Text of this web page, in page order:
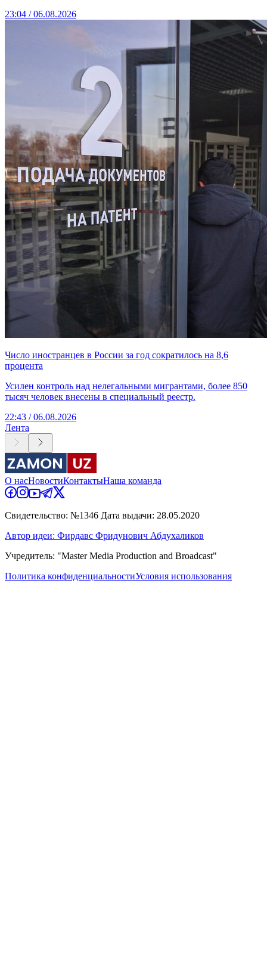
23:04 / 06.08.2026
Число иностранцев в России за год сократилось на 8,6
процента
Усилен контроль над нелегальными мигрантами, более 850
тысяч человек внесены в специальный реестр.
22:43 / 06.08.2026
Лента
О насНовостиКонтактыНаша команда
Свидетельство: №1346 Дата выдачи: 28.05.2020
Автор идеи: Фирдавс Фридунович Абдухаликов
Учредитель: "Master Media Production and Broadcast"
Политика конфиденциальностиУсловия использования